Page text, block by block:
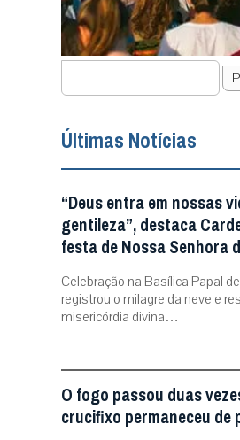
Últimas Notícias
“Deus entra em nossas
gentileza”, destaca
festa de Nossa Senhora
Celebração na Basílica Papal
registrou o milagre da neve e
misericórdia divina…
O fogo passou duas
crucifixo permaneceu de